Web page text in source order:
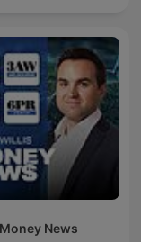
Money News